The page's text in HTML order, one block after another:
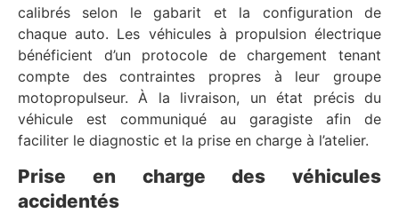
calibrés selon le gabarit et la configuration de
chaque auto. Les véhicules à propulsion électrique
bénéficient d’un protocole de chargement tenant
compte des contraintes propres à leur groupe
motopropulseur. À la livraison, un état précis du
véhicule est communiqué au garagiste afin de
faciliter le diagnostic et la prise en charge à l’atelier.
Prise en charge des véhicules
accidentés